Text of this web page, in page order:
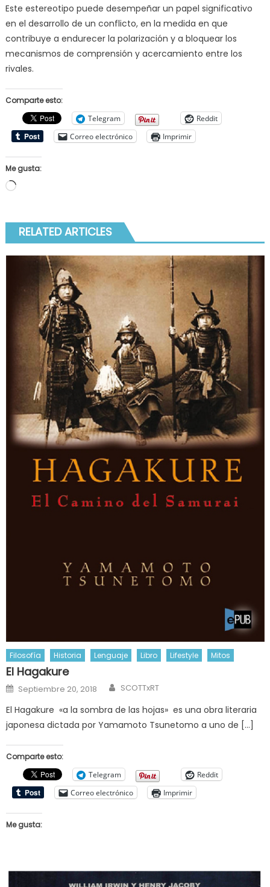
Este estereotipo puede desempeñar un papel significativo
en el desarrollo de un conflicto, en la medida en que
contribuye a endurecer la polarización y a bloquear los
mecanismos de comprensión y acercamiento entre los
rivales.
Comparte esto:
Telegram
Reddit
Correo electrónico
Imprimir
Me gusta:
Cargando...
RELATED ARTICLES
Filosofía Historia Lenguaje Libro Lifestyle Mitos
El Hagakure
Posted
on
Septiembre 20, 2018 Author
SCOTTxRT
El Hagakure «a la sombra de las hojas» es una obra literaria
japonesa dictada por Yamamoto Tsunetomo a uno de […]
Comparte esto:
Telegram
Reddit
Correo electrónico
Imprimir
Me gusta: